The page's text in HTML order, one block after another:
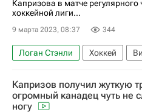
Капризова в матче
хоккейной лиги...
9 марта 2023, 08:37 344
Логан Стэнли Хоккей
Кирилл Капризов
Национальная хоккейная
Капризов получил жуткую
огромный канадец чуть не
ногу